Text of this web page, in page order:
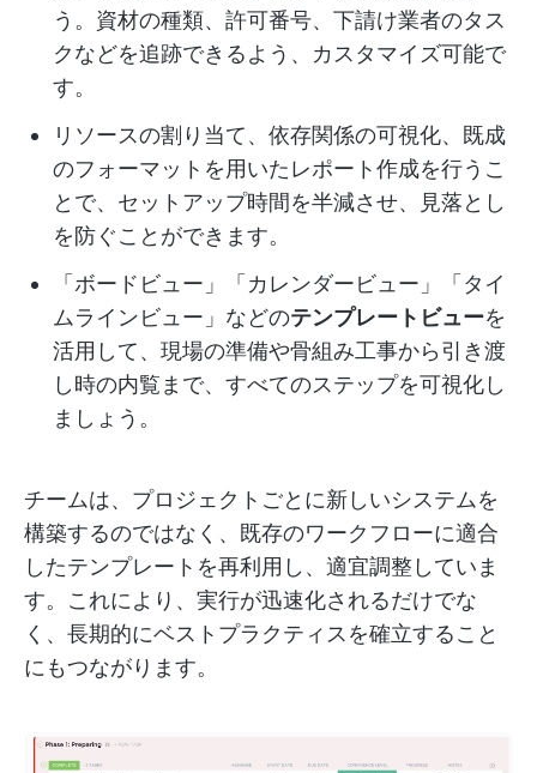
う。資材の種類、許可番号、下請け業者のタス
クなどを追跡できるよう、カスタマイズ可能で
す。
リソースの割り当て、依存関係の可視化、既成
のフォーマットを用いたレポート作成を行うこ
とで、セットアップ時間を半減させ、見落とし
を防ぐことができます。
「ボードビュー」「カレンダービュー」「タイ
ムラインビュー」などのテンプレートビューを
活用して、現場の準備や骨組み工事から引き渡
し時の内覧まで、すべてのステップを可視化し
ましょう。
チームは、プロジェクトごとに新しいシステムを
構築するのではなく、既存のワークフローに適合
したテンプレートを再利用し、適宜調整していま
す。これにより、実行が迅速化されるだけでな
く、長期的にベストプラクティスを確立すること
にもつながります。